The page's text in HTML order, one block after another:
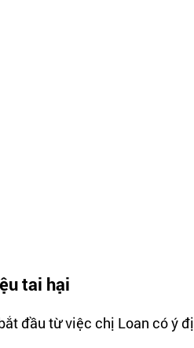
tai hại
đầu từ việc chị Loan có ý